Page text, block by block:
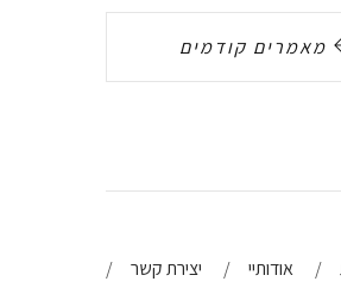
מאמרים קודמים
אודותיי יצירת קשר